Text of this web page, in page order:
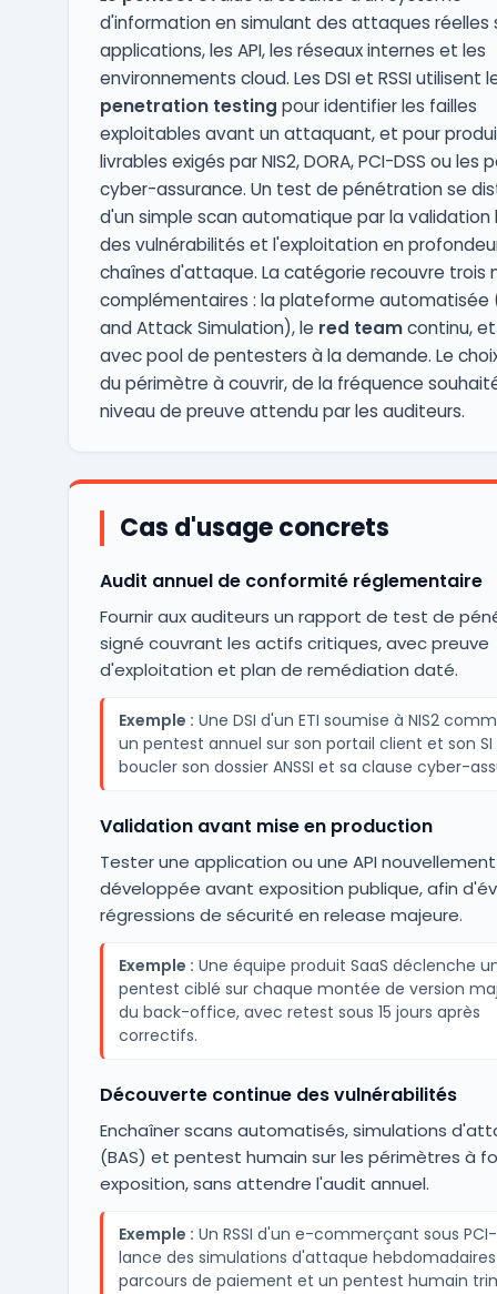
d'information en simulant des attaques réelles
applications, les API, les réseaux internes et les
environnements cloud. Les DSI et RSSI utilisent
penetration testing pour identifier les failles
exploitables avant un attaquant, et pour
livrables exigés par NIS2, DORA, PCI-DSS ou les
cyber-assurance. Un test de pénétration se
d'un simple scan automatique par la validation
des vulnérabilités et l'exploitation en
chaînes d'attaque. La catégorie recouvre trois
complémentaires : la plateforme automatisée
and Attack Simulation), le red teamcontinu, et
avec pool de pentesters à la demande. Le
du périmètre à couvrir, de la fréquence
niveau de preuve attendu par les auditeurs.
Cas d'usage concrets
Audit annuel de conformité réglementaire
Fournir aux auditeurs un rapport de test de
signé couvrant les actifs critiques, avec preuve
d'exploitation et plan de remédiation daté.
Exemple : Une DSI d'un ETI soumise à NIS2
un pentest annuel sur son portail client et son SI
boucler son dossier ANSSI et sa clause cyber-
Validation avant mise en production
Tester une application ou une API nouvellement
développée avant exposition publique, afin
régressions de sécurité en release majeure.
Exemple : Une équipe produit SaaS déclenche
pentest ciblé sur chaque montée de version
du back-office, avec retest sous 15 jours après
correctifs.
Découverte continue des vulnérabilités
Enchaîner scans automatisés, simulations
(BAS) et pentest humain sur les périmètres à
exposition, sans attendre l'audit annuel.
Exemple : Un RSSI d'un e-commerçant sous PCI-
lance des simulations d'attaque
parcours de paiement et un pentest humain